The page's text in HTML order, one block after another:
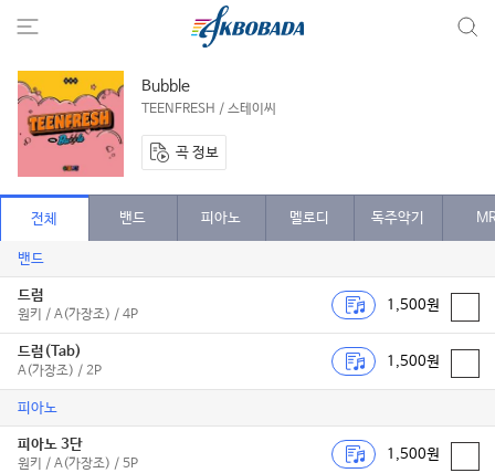
Bubble
TEENFRESH / 스테이씨
곡 정보
전체 밴드 피아노 멜로디 독주악기
밴드
드럼
원키 / A(가장조) / 4P
1,500원
드럼(Tab)
A(가장조) / 2P
1,500원
피아노
피아노 3단
원키 / A(가장조) / 5P
1,500원